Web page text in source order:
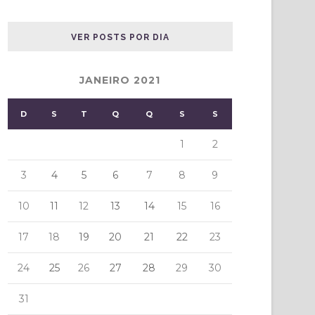
VER POSTS POR DIA
JANEIRO 2021
D S T Q Q S S
1 2
3 4 5 6 7 8 9
10 11 12 13 14 15 16
17 18 19 20 21 22 23
24 25 26 27 28 29 30
31